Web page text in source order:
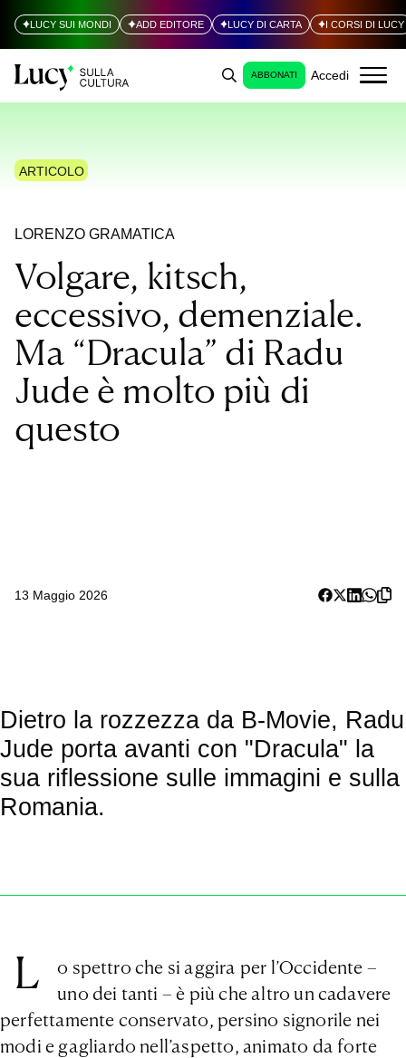
LUCY SUI MONDI ADD EDITORE LUCY DI CARTA I CORSI DI LUCY
ABBONATI Accedi
ARTICOLO
LORENZO GRAMATICA
Volgare, kitsch,
eccessivo, demenziale.
Ma “Dracula” di Radu
Jude è molto più di
questo
13 Maggio 2026
Dietro la rozzezza da B-Movie, Radu
Jude porta avanti con "Dracula" la
sua riflessione sulle immagini e sulla
Romania.
L
o spettro che si aggira per l’Occidente –
uno dei tanti – è più che altro un cadavere
perfettamente conservato, persino signorile nei
modi e gagliardo nell’aspetto, animato da forte